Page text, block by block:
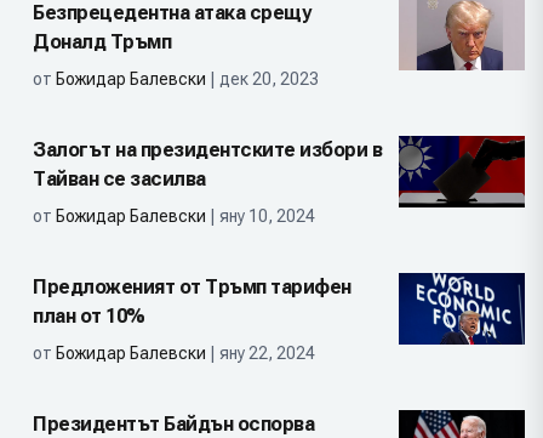
Безпрецедентна атака срещу
Доналд Тръмп
от Божидар Балевски | дек 20, 2023
Залогът на президентските избори в
Тайван се засилва
от Божидар Балевски | яну 10, 2024
Предложеният от Тръмп тарифен
план от 10%
от Божидар Балевски | яну 22, 2024
Президентът Байдън оспорва